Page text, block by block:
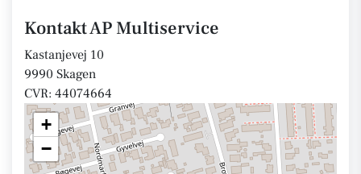
Kontakt AP Multiservice
Kastanjevej 10
9990 Skagen
CVR: 44074664
+
−